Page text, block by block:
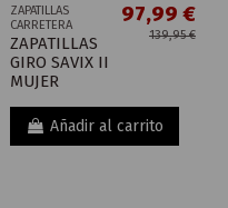
ZAPATILLAS
CARRETERA
ZAPATILLAS
GIRO SAVIX II
MUJER
97,99 €
139,95 €
Añadir al carrito